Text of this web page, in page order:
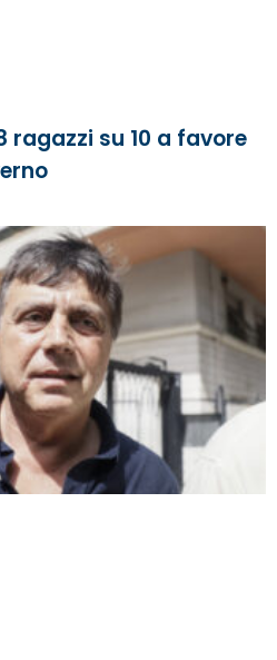
ragazzi su 10 a favore